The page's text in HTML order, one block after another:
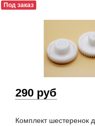
Под заказ
290 руб
Комплект шестеренок